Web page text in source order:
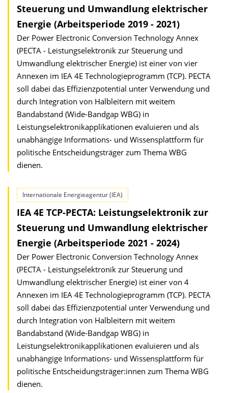
Steuerung und Umwandlung elektrischer
Energie (Arbeitsperiode 2019 - 2021)
Der Power Electronic Conversion Technology Annex
(PECTA - Leistungselektronik zur Steuerung und
Umwandlung elektrischer Energie) ist einer von vier
Annexen im IEA 4E Technologieprogramm (TCP). PECTA
soll dabei das Effizienzpotential unter Verwendung und
durch Integration von Halbleitern mit weitem
Bandabstand (Wide-Bandgap WBG) in
Leistungselektronikapplikationen evaluieren und als
unabhängige Informations- und Wissensplattform für
politische Entscheidungsträger zum Thema WBG
dienen.
Internationale Energieagentur (IEA)
IEA 4E TCP-PECTA: Leistungselektronik zur
Steuerung und Umwandlung elektrischer
Energie (Arbeitsperiode 2021 - 2024)
Der Power Electronic Conversion Technology Annex
(PECTA - Leistungselektronik zur Steuerung und
Umwandlung elektrischer Energie) ist einer von 4
Annexen im IEA 4E Technologieprogramm (TCP). PECTA
soll dabei das Effizienzpotential unter Verwendung und
durch Integration von Halbleitern mit weitem
Bandabstand (Wide-Bandgap WBG) in
Leistungselektronikapplikationen evaluieren und als
unabhängige Informations- und Wissensplattform für
politische Entscheidungsträger:innen zum Thema WBG
dienen.